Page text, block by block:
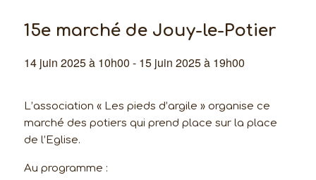
15e marché de Jouy-le-Potier
14 juin 2025 à 10h00 - 15 juin 2025 à 19h00
L’association « Les pieds d’argile » organise ce
marché des potiers qui prend place sur la place
de l’Eglise.
Au programme :